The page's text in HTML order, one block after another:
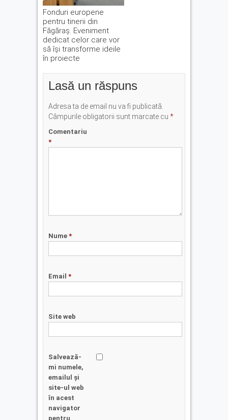
Fonduri europene
pentru tinerii din
Făgăraș. Eveniment
dedicat celor care vor
să își transforme ideile
în proiecte
Lasă un răspuns
Adresa ta de email nu va fi publicată.
Câmpurile obligatorii sunt marcate cu *
Comentariu
*
Nume *
Email *
Site web
Salvează-
mi numele,
emailul și
site-ul web
în acest
navigator
pentru